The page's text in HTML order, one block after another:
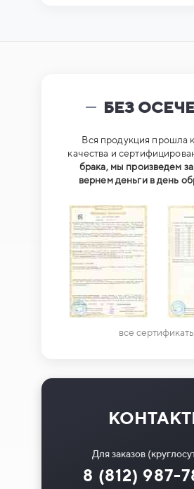
БЕЗ
Вся продукция прошла
качества и
брака, мы произведем
вернем деньги в день
все
Для заказов
8 (812) 987-